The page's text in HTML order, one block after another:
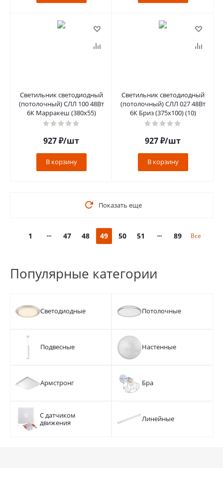
Светильник светодиодный
(потолочный) СЛЛ 100 48Вт
6К Марракеш (380x55)
927₽/шт
В корзину
Светильник светодиодный
(потолочный) СЛЛ 027 48Вт
6К Бриз (375x100) (10)
927₽/шт
В корзину
Показать еще
1 47 48 49 50 51 89 Все
Популярные категории
Светодиодные Потолочные
Подвесные Настенные
Армстронг Бра
С датчиком
движения
Линейные